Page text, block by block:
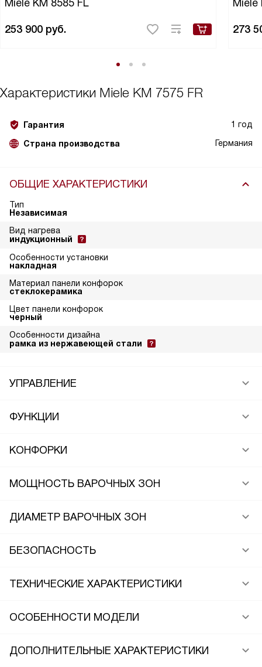
Miele KM 8585 FL
253 900 руб.
Miele
273
Характеристики Miele KM 7575 FR
Гарантия 1 год
Страна производства Германия
ОБЩИЕ ХАРАКТЕРИСТИКИ
Тип
Независимая
Вид нагрева
индукционный
Особенности установки
накладная
Материал панели конфорок
стеклокерамика
Цвет панели конфорок
черный
Особенности дизайна
рамка из нержавеющей стали
УПРАВЛЕНИЕ
ФУНКЦИИ
КОНФОРКИ
МОЩНОСТЬ ВАРОЧНЫХ ЗОН
ДИАМЕТР ВАРОЧНЫХ ЗОН
БЕЗОПАСНОСТЬ
ТЕХНИЧЕСКИЕ ХАРАКТЕРИСТИКИ
ОСОБЕННОСТИ МОДЕЛИ
ДОПОЛНИТЕЛЬНЫЕ ХАРАКТЕРИСТИКИ